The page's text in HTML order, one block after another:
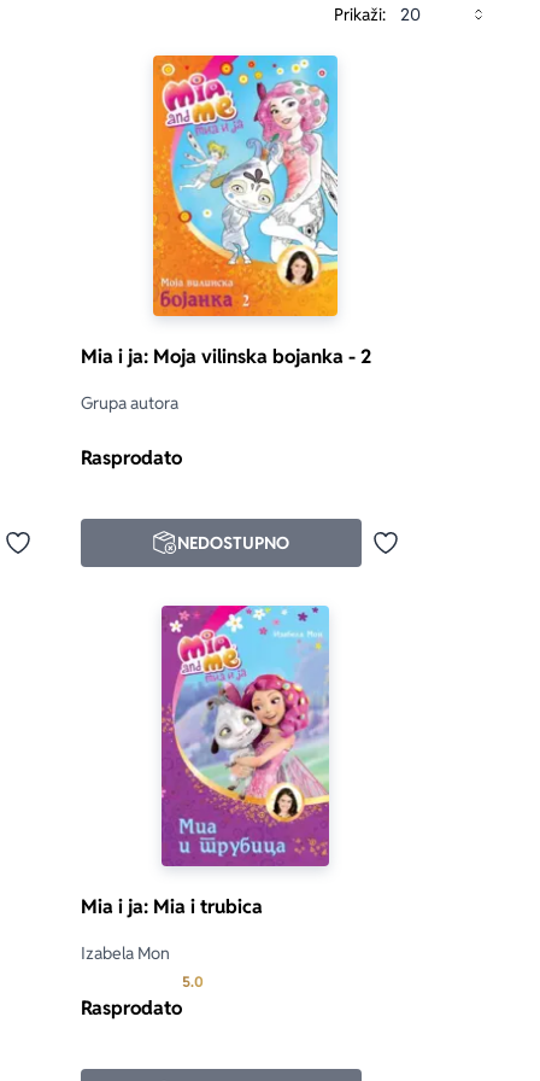
Prikaži:
Dodaj u omiljene
Mia i ja: Moja vilinska bojanka - 2
Grupa autora
Rasprodato
Dodaj u omiljene
NEDOSTUPNO
Mia i ja: Mia i trubica
Izabela Mon
5.0
Rasprodato